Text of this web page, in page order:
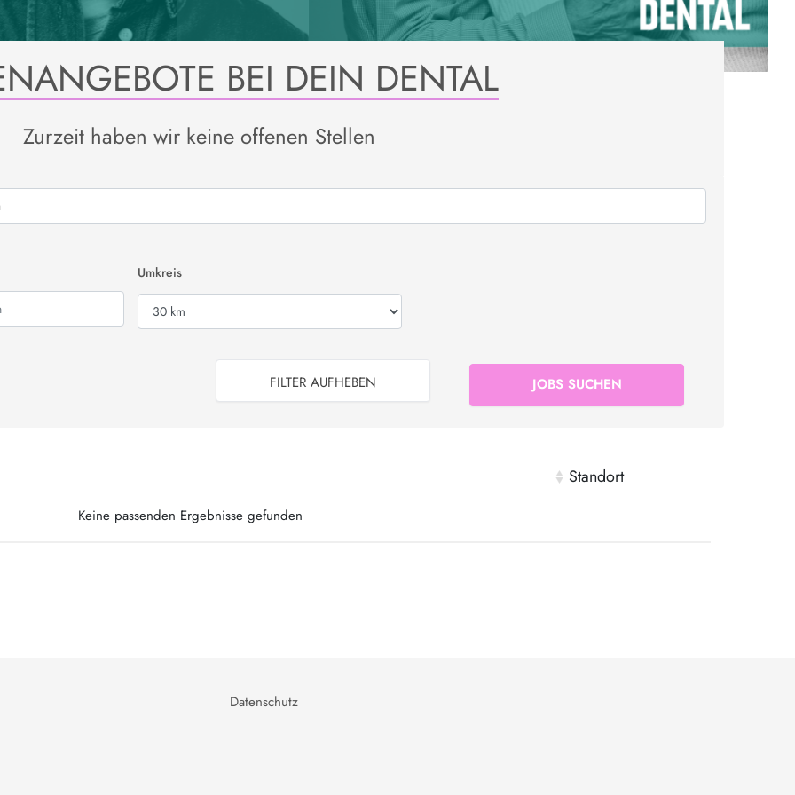
BEI DEIN DENTAL
Zurzeit haben wir keine offenen Stellen
Postleitzahl ein Umkreis
Wählen Sie den Umkreis für die Jobsuche
FILTER AUFHEBEN JOBS SUCHEN
Standort
Keine passenden Ergebnisse gefunden
Datenschutz